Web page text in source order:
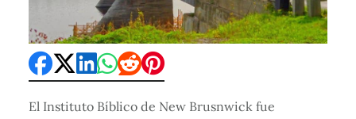
El Instituto Bíblico de New Brusnwick fue